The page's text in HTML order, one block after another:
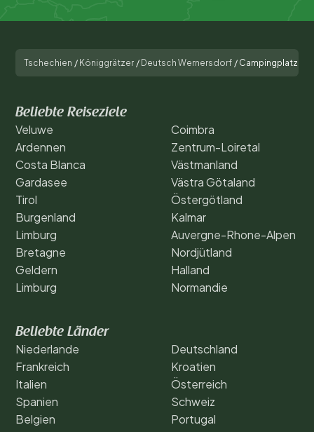
Tschechien / Königgrätzer / Deutsch Wernersdorf / Campingplatz
Beliebte Reiseziele
Veluwe
Ardennen
Costa Blanca
Gardasee
Tirol
Burgenland
Limburg
Bretagne
Geldern
Limburg
Coimbra
Zentrum-Loiretal
Västmanland
Västra Götaland
Östergötland
Kalmar
Auvergne-Rhone-Alpen
Nordjütland
Halland
Normandie
Beliebte Länder
Niederlande
Frankreich
Italien
Spanien
Belgien
Deutschland
Kroatien
Österreich
Schweiz
Portugal